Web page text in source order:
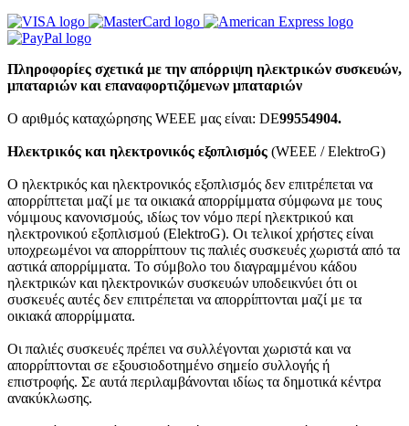
Πληροφορίες σχετικά με την απόρριψη ηλεκτρικών συσκευών,
μπαταριών και επαναφορτιζόμενων μπαταριών
Ο αριθμός καταχώρησης WEEE μας είναι: DE99554904.
Ηλεκτρικός και ηλεκτρονικός εξοπλισμός (WEEE / ElektroG)
Ο ηλεκτρικός και ηλεκτρονικός εξοπλισμός δεν επιτρέπεται να
απορρίπτεται μαζί με τα οικιακά απορρίμματα σύμφωνα με τους
νόμιμους κανονισμούς, ιδίως τον νόμο περί ηλεκτρικού και
ηλεκτρονικού εξοπλισμού (ElektroG). Οι τελικοί χρήστες είναι
υποχρεωμένοι να απορρίπτουν τις παλιές συσκευές χωριστά από τα
αστικά απορρίμματα. Το σύμβολο του διαγραμμένου κάδου
ηλεκτρικών και ηλεκτρονικών συσκευών υποδεικνύει ότι οι
συσκευές αυτές δεν επιτρέπεται να απορρίπτονται μαζί με τα
οικιακά απορρίμματα.
Οι παλιές συσκευές πρέπει να συλλέγονται χωριστά και να
απορρίπτονται σε εξουσιοδοτημένο σημείο συλλογής ή
επιστροφής. Σε αυτά περιλαμβάνονται ιδίως τα δημοτικά κέντρα
ανακύκλωσης.